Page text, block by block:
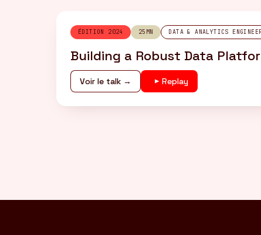
ÉDITION 2024 25MN DATA & ANALYTICS
Building a Robust Data
Voir le talk → Replay